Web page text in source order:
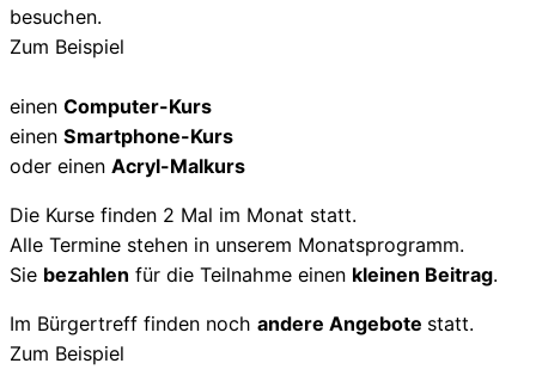
besuchen.
Zum Beispiel
einen Computer-Kurs
einen Smartphone-Kurs
oder einen Acryl-Malkurs
Die Kurse finden 2 Mal im Monat statt.
Alle Termine stehen in unserem Monatsprogramm.
Sie bezahlen für die Teilnahme einen kleinen Beitrag.
Im Bürgertreff finden noch andere Angebote statt.
Zum Beispiel